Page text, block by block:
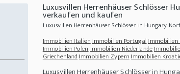
Luxusvillen Herrenhäuser Schlösser
verkaufen und kaufen
Luxusvillen Herrenhäuser Schlösser in Hungary
Immobilien ItalienImmobilien PortugalImmobilien
Immobilien PolenImmobilien Niederlande
GriechenlandImmobilien ZypernImmobilien